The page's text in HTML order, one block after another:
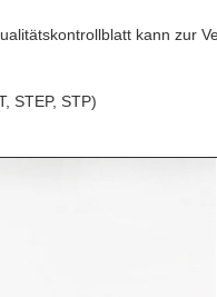
kann zur
STEP, STP)